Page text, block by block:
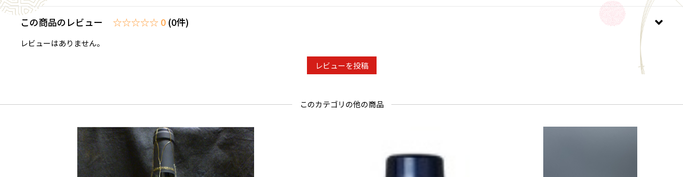
この商品のレビュー ☆☆☆☆☆ 0 (0件)
レビューはありません。
レビューを投稿
このカテゴリの他の商品